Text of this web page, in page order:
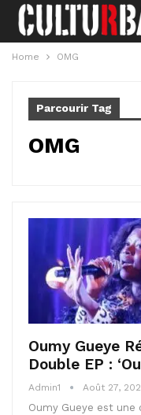
Home OMG
Parcourir Tag
OMG
Oumy Gueye
Double EP :
Admin1 Août 27,
Oumy Gueye est une